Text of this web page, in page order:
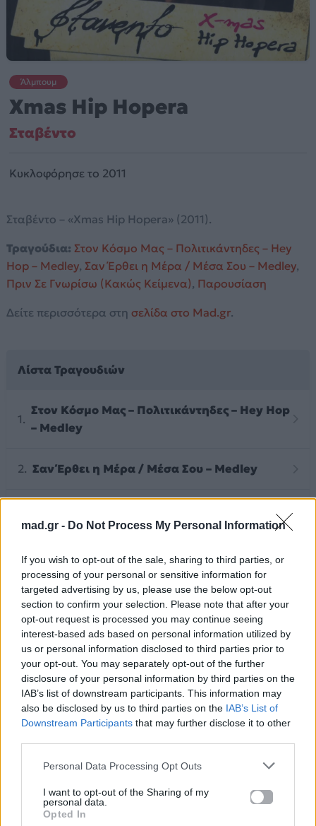
mad.gr - Do Not Process My Personal Information
If you wish to opt-out of the sale, sharing to third parties, or
processing of your personal or sensitive information for
targeted advertising by us, please use the below opt-out
section to confirm your selection. Please note that after your
opt-out request is processed you may continue seeing
interest-based ads based on personal information utilized by
us or personal information disclosed to third parties prior to
your opt-out. You may separately opt-out of the further
disclosure of your personal information by third parties on the
IAB’s list of downstream participants. This information may
also be disclosed by us to third parties on the IAB’s List of
Downstream Participants that may further disclose it to other
Personal Data Processing Opt Outs
I want to opt-out of the Sharing of my
personal data.
Opted In
Άλμπουμ
Xmas Hip Hopera
Σταβέντο
Κυκλοφόρησε το 2011
Σταβέντο – «Xmas Hip Hopera» (2011).
Τραγούδια: Στον Κόσμο Μας – Πολιτικάντηδες – Hey
Hop – Medley, Σαν Έρθει η Μέρα / Μέσα Σου – Medley,
Πριν Σε Γνωρίσω (Κακώς Κείμενα), Παρουσίαση
Δείτε περισσότερα στη σελίδα στο Mad.gr.
Λίστα Τραγουδιών
Στον Κόσμο Μας – Πολιτικάντηδες – Hey Hop
– Medley
Σαν Έρθει η Μέρα / Μέσα Σου – Medley
Άλλα Άλμπουμ του Καλλιτέχνη
2026
10 Λέξεις